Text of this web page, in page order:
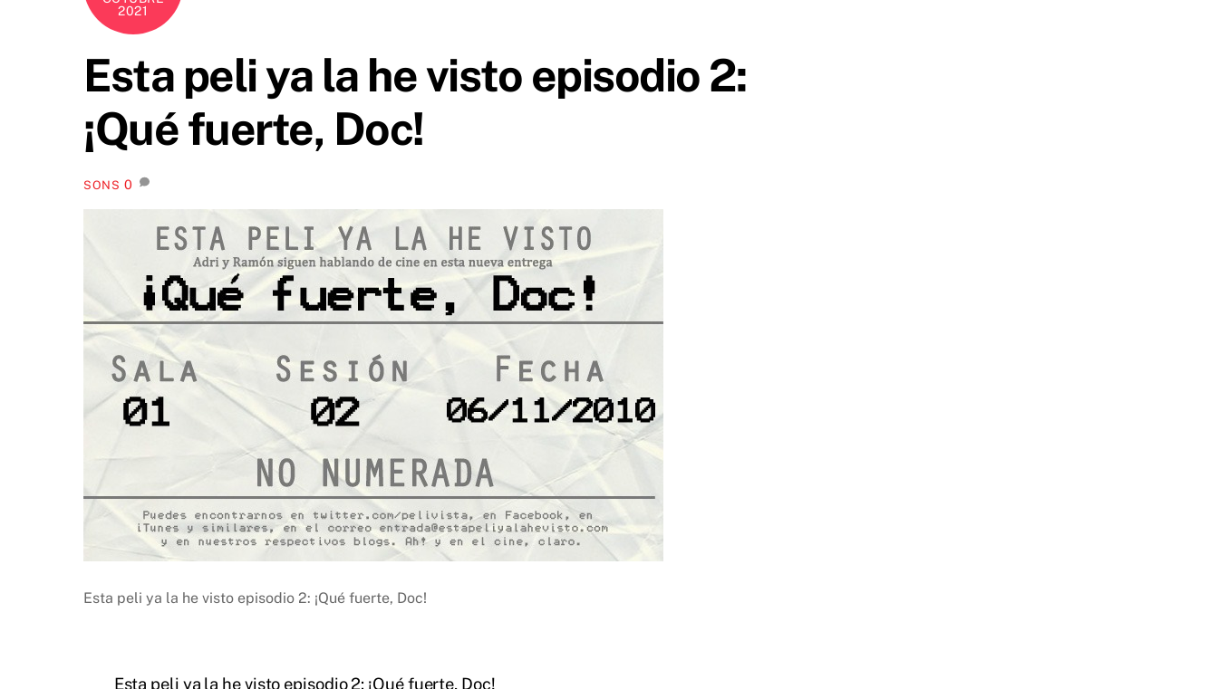
2021
Esta peli ya la he visto episodio 2:
¡Qué fuerte, Doc!
SONS 0
Esta peli ya la he visto episodio 2: ¡Qué fuerte, Doc!
Esta peli ya la he visto episodio 2: ¡Qué fuerte, Doc!